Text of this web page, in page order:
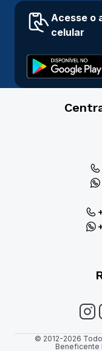
Acesse o
celular
© 2012-2026
Beneficente